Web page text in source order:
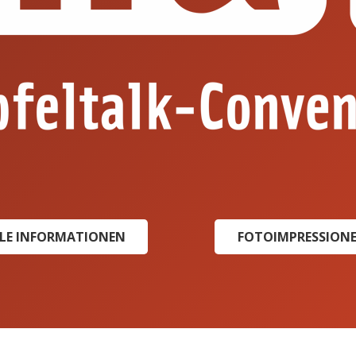
INFORMATIONEN